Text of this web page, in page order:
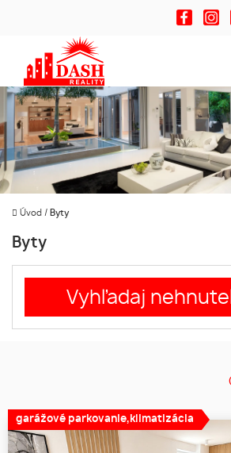
Úvod / Byty
Byty
Vyhľadaj
garážové parkovanie,klimatizácia